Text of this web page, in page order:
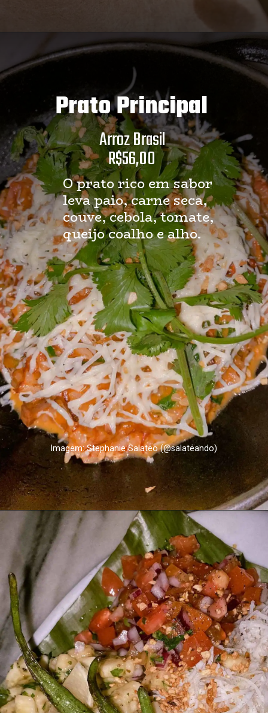
Prato Principal
O prato rico em sabor
leva paio, carne seca,
couve, cebola, tomate,
queijo coalho e alho.
Imagem: Stephanie Salateo (@salateando)
Arroz Brasil
R$56,00